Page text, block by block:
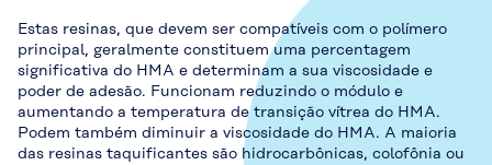
Estas resinas, que devem ser compatíveis com o polímero
principal, geralmente constituem uma percentagem
significativa do HMA e determinam a sua viscosidade e
poder de adesão. Funcionam reduzindo o módulo e
aumentando a temperatura de transição vítrea do HMA.
Podem também diminuir a viscosidade do HMA. A maioria
das resinas taquificantes são hidrocarbônicas, colofônia ou